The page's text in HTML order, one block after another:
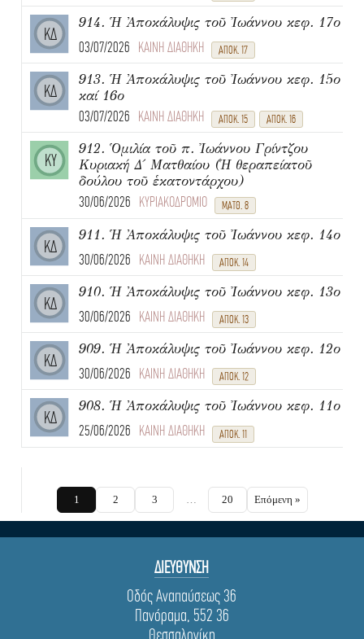
ΚΔ
914. Ἡ Ἀποκάλυψις τοῦ Ἰωάννου κεφ. 17ο
03/07/2026 ΚΑΙΝΗ ΔΙΑΘΗΚΗ ΑΠΟΚ. 17
ΚΔ
913. Ἡ Ἀποκάλυψις τοῦ Ἰωάννου κεφ. 15ο
καί 16ο
03/07/2026 ΚΑΙΝΗ ΔΙΑΘΗΚΗ ΑΠΟΚ. 15 ΑΠΟΚ. 16
ΚΥ
912. Ὁμιλία τοῦ π. Ἰωάννου Γρίντζου
Κυριακή Δ΄ Ματθαίου (Ἡ θεραπείατοῦ
δούλου τοῦ ἑκατοντάρχου)
30/06/2026 ΚΥΡΙΑΚΟΔΡΟΜΙΟ ΜΑΤΘ. 8
ΚΔ
911. Ἡ Ἀποκάλυψις τοῦ Ἰωάννου κεφ. 14ο
30/06/2026 ΚΑΙΝΗ ΔΙΑΘΗΚΗ ΑΠΟΚ. 14
ΚΔ
910. Ἡ Ἀποκάλυψις τοῦ Ἰωάννου κεφ. 13ο
30/06/2026 ΚΑΙΝΗ ΔΙΑΘΗΚΗ ΑΠΟΚ. 13
ΚΔ
909. Ἡ Ἀποκάλυψις τοῦ Ἰωάννου κεφ. 12ο
30/06/2026 ΚΑΙΝΗ ΔΙΑΘΗΚΗ ΑΠΟΚ. 12
ΚΔ
908. Ἡ Ἀποκάλυψις τοῦ Ἰωάννου κεφ. 11ο
25/06/2026 ΚΑΙΝΗ ΔΙΑΘΗΚΗ ΑΠΟΚ. 11
1 2 3 … 20 Επόμενη »
ΔΙΕΥΘΥΝΣΗ
Οδός Αναπαύσεως 36
Πανόραμα, 552 36
Θεσσαλονίκη